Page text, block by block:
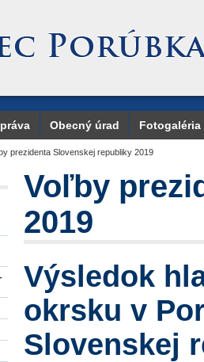
Obecný úrad Fotogaléria
prezidenta Slovenskej republiky 2019
Voľby
2019
Výsledok
okrsku v
Slovenskej